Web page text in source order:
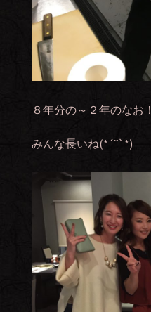
８年分の～２年のなお！
みんな長いね(*´˘`*)